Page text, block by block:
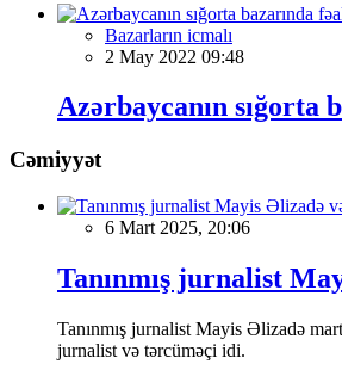
Bazarların icmalı
2 May 2022 09:48
Azərbaycanın sığorta
Cəmiyyət
6 Mart 2025, 20:06
Tanınmış jurnalist
Tanınmış jurnalist Mayis Əlizadə
jurnalist və tərcüməçi idi.